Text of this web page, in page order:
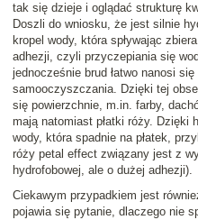
tak się dzieje i oglądać strukturę
Doszli do wniosku, że jest silnie
kropel wody, która spływając
adhezji, czyli przyczepiania się
jednocześnie brud łatwo nanosi
samooczyszczania. Dzięki tej
się powierzchnie, m.in. farby,
mają natomiast płatki róży. Dzięki
wody, która spadnie na płatek,
róży petal effect związany jest z
hydrofobowej, ale o dużej adhezji).
Ciekawym przypadkiem jest
pojawia się pytanie, dlaczego nie